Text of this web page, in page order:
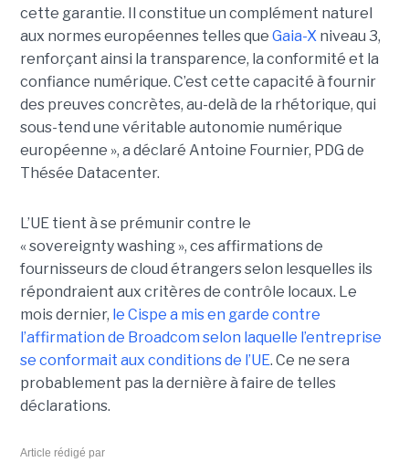
cette garantie. Il constitue un complément naturel
aux normes européennes telles que Gaia-Xniveau 3,
renforçant ainsi la transparence, la conformité et la
confiance numérique. C’est cette capacité à fournir
des preuves concrètes, au-delà de la rhétorique, qui
sous-tend une véritable autonomie numérique
européenne », a déclaré Antoine Fournier, PDG de
Thésée Datacenter.
L’UE tient à se prémunir contre le
« sovereignty washing », ces affirmations de
fournisseurs de cloud étrangers selon lesquelles ils
répondraient aux critères de contrôle locaux. Le
mois dernier, le Cispe a mis en garde contre
l’affirmation de Broadcom selon laquelle l’entreprise
se conformait aux conditions de l’UE. Ce ne sera
probablement pas la dernière à faire de telles
déclarations.
Article rédigé par